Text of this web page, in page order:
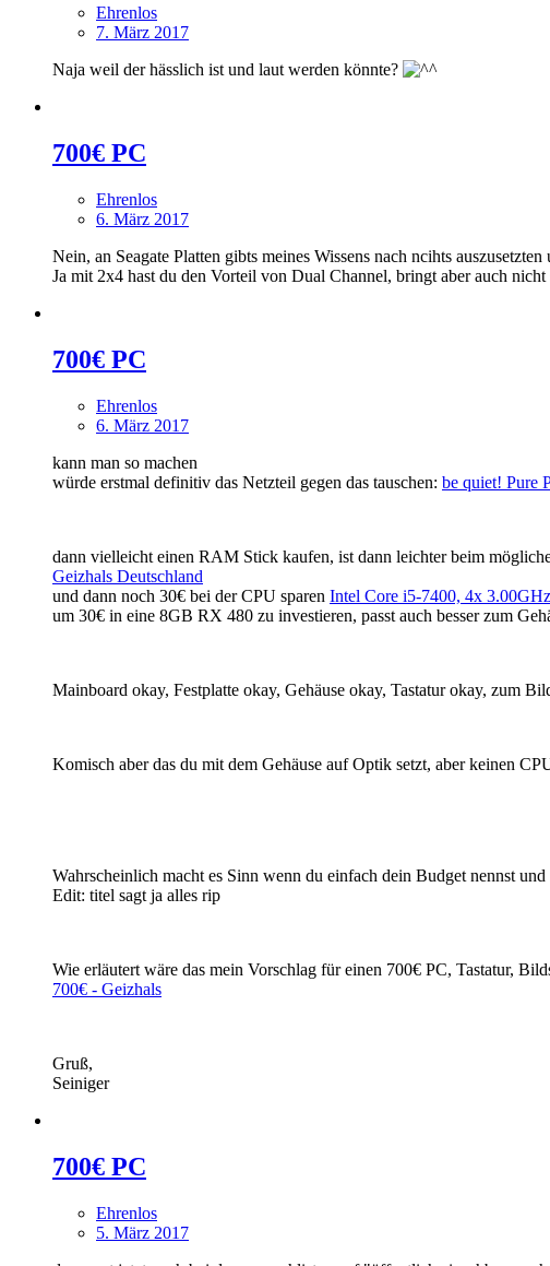
Ehrenlos
7. März 2017
Naja weil der hässlich ist und laut werden könnte?
700€ PC
Ehrenlos
6. März 2017
Nein, an Seagate Platten gibts meines Wissens nach ncihts
Ja mit 2x4 hast du den Vorteil von Dual Channel, bringt aber auch
700€ PC
Ehrenlos
6. März 2017
kann man so machen
würde erstmal definitiv das Netzteil gegen das tauschen: be quiet! Pure
dann vielleicht einen RAM Stick kaufen, ist dann leichter beim
Geizhals Deutschland
und dann noch 30€ bei der CPU sparen Intel Core i5-7400, 4x
um 30€ in eine 8GB RX 480 zu investieren, passt auch besser zum
Mainboard okay, Festplatte okay, Gehäuse okay, Tastatur okay, zum
Komisch aber das du mit dem Gehäuse auf Optik setzt, aber keinen
Wahrscheinlich macht es Sinn wenn du einfach dein Budget nennst
Edit: titel sagt ja alles rip
Wie erläutert wäre das mein Vorschlag für einen 700€ PC, Tastatur,
700€ - Geizhals
Gruß,
Seiniger
700€ PC
Ehrenlos
5. März 2017